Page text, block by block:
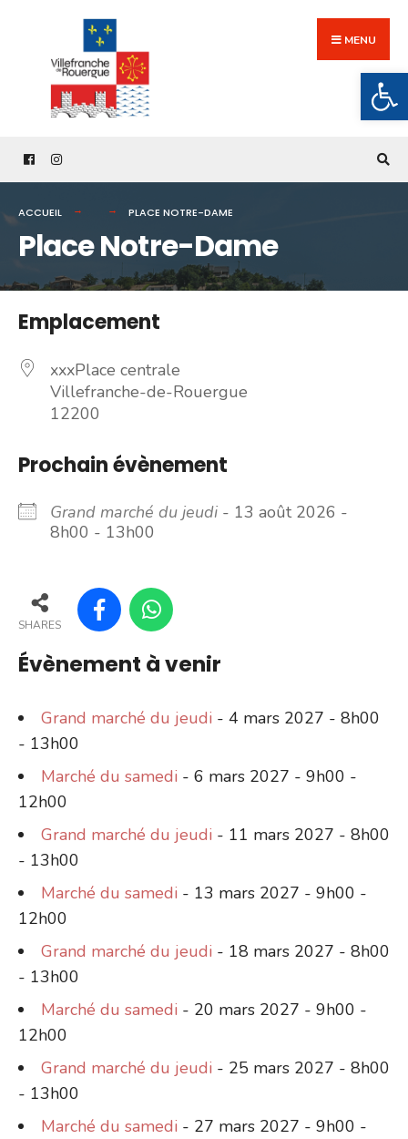
content
MENU
ACCUEIL PLACE NOTRE-DAME
Place Notre-Dame
Emplacement
xxxPlace centrale
Villefranche-de-Rouergue
12200
Prochain évènement
Grand marché du jeudi - 13 août 2026 -
8h00 - 13h00
SHARES
Évènement à venir
Grand marché du jeudi - 4 mars 2027 - 8h00
- 13h00
Marché du samedi - 6 mars 2027 - 9h00 -
12h00
Grand marché du jeudi - 11 mars 2027 - 8h00
- 13h00
Marché du samedi - 13 mars 2027 - 9h00 -
12h00
Grand marché du jeudi - 18 mars 2027 - 8h00
- 13h00
Marché du samedi - 20 mars 2027 - 9h00 -
12h00
Grand marché du jeudi - 25 mars 2027 - 8h00
- 13h00
Marché du samedi - 27 mars 2027 - 9h00 -